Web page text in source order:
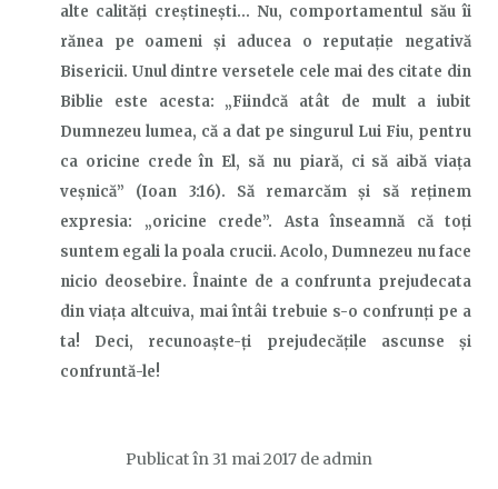
alte calități creștinești… Nu, comportamentul său îi
rănea pe oameni și aducea o reputație negativă
Bisericii. Unul dintre versetele cele mai des citate din
Biblie este acesta: „Fiindcă atât de mult a iubit
Dumnezeu lumea, că a dat pe singurul Lui Fiu, pentru
ca oricine crede în El, să nu piară, ci să aibă viaţa
veşnică” (Ioan 3:16). Să remarcămși să reținem
expresia: „oricine crede”. Asta înseamnă că toți
suntem egali la poala crucii. Acolo, Dumnezeu nu face
nicio deosebire. Înainte de a confrunta prejudecata
din viața altcuiva, mai întâi trebuie s-o confrunți pe a
ta! Deci, recunoaște-ți prejudecățile ascunse și
confruntă-le!
Publicat în 31 mai 2017 de admin